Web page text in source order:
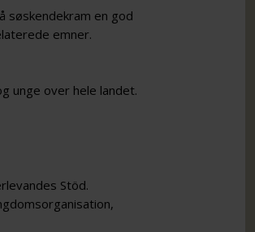
søskendekram en god
emner.
unge over hele landet.
Stöd.